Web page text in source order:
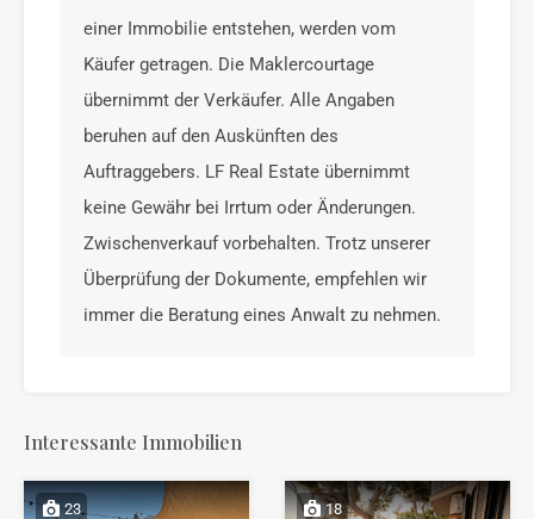
einer Immobilie entstehen, werden vom
Käufer getragen. Die Maklercourtage
übernimmt der Verkäufer. Alle Angaben
beruhen auf den Auskünften des
Auftraggebers. LF Real Estate übernimmt
keine Gewähr bei Irrtum oder Änderungen.
Zwischenverkauf vorbehalten. Trotz unserer
Überprüfung der Dokumente, empfehlen wir
immer die Beratung eines Anwalt zu nehmen.
Interessante Immobilien
23 18